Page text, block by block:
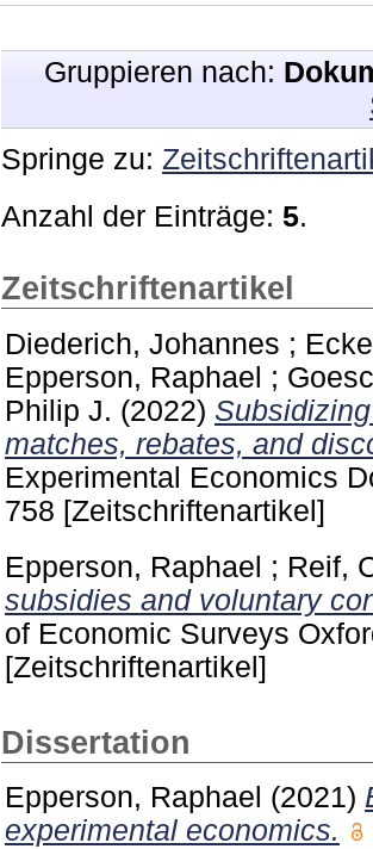
Gruppieren nach:
Springe zu:
Anzahl der Einträge: 5.
Zeitschriftenartikel
Diederich, Johannes ;
Epperson, Raphael ;
Philip J. (2022)
matches, rebates, and
Experimental Economics
758 [Zeitschriftenartikel]
Epperson, Raphael ; Reif,
subsidies and voluntary
of Economic Surveys
[Zeitschriftenartikel]
Dissertation
Epperson, Raphael (2021)
experimental economics.